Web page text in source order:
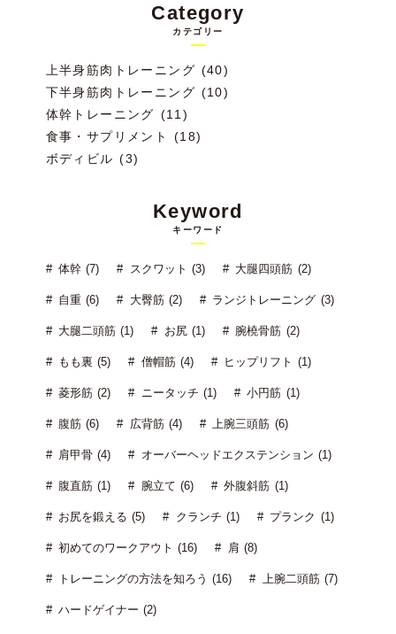
Category
カテゴリー
上半身筋肉トレーニング (40)
下半身筋肉トレーニング (10)
体幹トレーニング (11)
食事・サプリメント (18)
ボディビル (3)
Keyword
キーワード
体幹 (7) スクワット (3) 大腿四頭筋 (2)
自重 (6) 大臀筋 (2) ランジトレーニング (3)
大腿二頭筋 (1) お尻 (1) 腕橈骨筋 (2)
もも裏 (5) 僧帽筋 (4) ヒップリフト (1)
菱形筋 (2) ニータッチ (1) 小円筋 (1)
腹筋 (6) 広背筋 (4) 上腕三頭筋 (6)
肩甲骨 (4) オーバーヘッドエクステンション (1)
腹直筋 (1) 腕立て (6) 外腹斜筋 (1)
お尻を鍛える (5) クランチ (1) プランク (1)
初めてのワークアウト (16) 肩 (8)
トレーニングの方法を知ろう (16) 上腕二頭筋 (7)
ハードゲイナー (2)